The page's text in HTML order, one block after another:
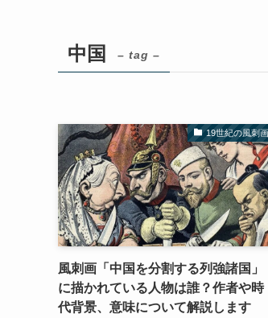
中国 – tag –
19世紀の風刺画
風刺画「中国を分割する列強諸国」
に描かれている人物は誰？作者や時
代背景、意味について解説します